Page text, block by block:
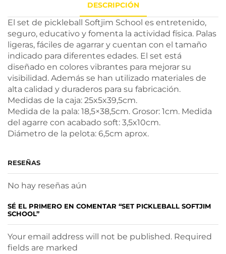
DESCRIPCIÓN
El set de pickleball Softjim School es entretenido,
seguro, educativo y fomenta la actividad física. Palas
ligeras, fáciles de agarrar y cuentan con el tamaño
indicado para diferentes edades. El set está
diseñado en colores vibrantes para mejorar su
visibilidad. Además se han utilizado materiales de
alta calidad y duraderos para su fabricación.
Medidas de la caja: 25x5x39,5cm.
Medida de la pala: 18,5×38,5cm. Grosor: 1cm. Medida
del agarre con acabado soft: 3,5x10cm.
Diámetro de la pelota: 6,5cm aprox.
RESEÑAS
No hay reseñas aún
SÉ EL PRIMERO EN COMENTAR “SET PICKLEBALL SOFTJIM
SCHOOL”
Your email address will not be published. Required
fields are marked